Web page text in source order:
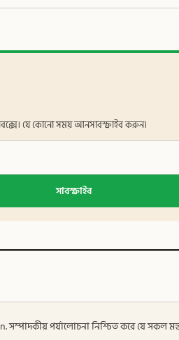
যে কোনো সময় আনসাবস্ক্রাইব করুন।
সাবস্ক্রাইব
সম্পাদকীয় পর্যালোচনা নিশ্চিত করে যে সকল